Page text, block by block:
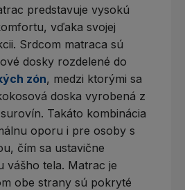
predstavuje vysokú
vďaka svojej
Srdcom matraca sú
dosky rozdelené do
zón, medzi ktorými sa
doska vyrobená z
Takáto kombinácia
oporu i pre osoby s
čím sa ustavične
vášho tela. Matrac je
obe strany sú pokryté